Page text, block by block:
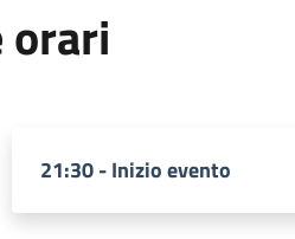
orari
21:30 - Inizio evento